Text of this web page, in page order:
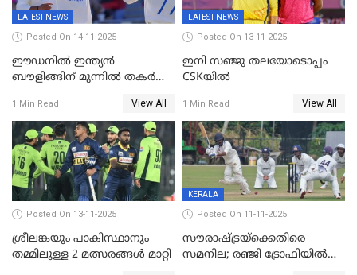
LATEST NEWS
Posted On 14-11-2025
ഈഡനിൽ ഇന്ത്യൻ
ബൗളിങ്ങിന് മുന്നിൽ തകർന്ന്
പുറത്ത്; ബുമ്രയ്ക്ക് അഞ്ച്
വിക്കറ്റ്
1 Min Read View All
LATEST NEWS
Posted On 13-11-2025
ഇനി സഞ്ജു തലയോടൊപ്പം
CSKയിൽ
1 Min Read View All
Posted On 13-11-2025
ശ്രീലങ്കയും പാകിസ്ഥാനും
തമ്മിലുള്ള 2 മത്സരങ്ങള്‍ മാറ്റി
KERALA
Posted On 11-11-2025
സൗരാഷ്ട്രയ്‌ക്കെതിരെ
സമനില; രഞ്ജി ട്രോഫിയിൽ